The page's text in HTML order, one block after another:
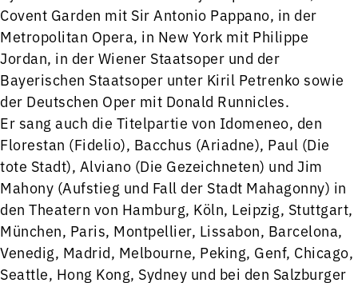
Covent Garden mit Sir Antonio Pappano, in der
Metropolitan Opera, in New York mit Philippe
Jordan, in der Wiener Staatsoper und der
Bayerischen Staatsoper unter Kiril Petrenko sowie
der Deutschen Oper mit Donald Runnicles.
Er sang auch die Titelpartie von Idomeneo, den
Florestan (Fidelio), Bacchus (Ariadne), Paul (Die
tote Stadt), Alviano (Die Gezeichneten) und Jim
Mahony (Aufstieg und Fall der Stadt Mahagonny) in
den Theatern von Hamburg, Köln, Leipzig, Stuttgart,
München, Paris, Montpellier, Lissabon, Barcelona,
Venedig, Madrid, Melbourne, Peking, Genf, Chicago,
Seattle, Hong Kong, Sydney und bei den Salzburger